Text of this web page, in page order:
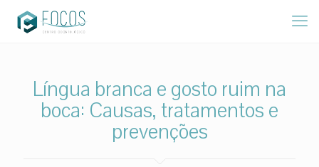
Língua branca e gosto ruim na
boca: Causas, tratamentos e
prevenções